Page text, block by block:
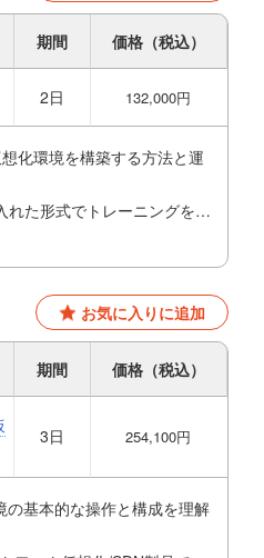
期間 価格（税込）
2日 132,000円
化環境を構築する方法と運
た形式でトレーニングを行
お気に入りに追加
期間 価格（税込）
3日 254,100円
基本的な操作と構成を理解